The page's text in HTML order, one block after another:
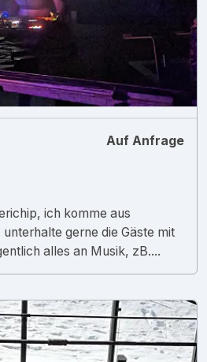
Auf Anfrage
ich komme aus
gerne die Gäste mit
alles an Musik, zB....